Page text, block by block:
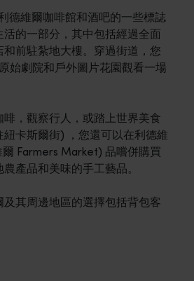
德維爾咖啡館和酒吧的一些標誌
的一部分，其中包括經過全面
前駐紮地大樓。穿過街道，您
始劇院和戶外圖片花園觀看一場
，觀察行人，或踏上世界美食
紐卡斯爾街) ，您還可以在利德維
Farmers Market) 品嚐併購買
產品和美味的手工藝品。
其周邊地區的選擇包括背包客